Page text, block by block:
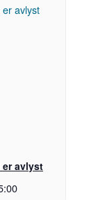
er avlyst